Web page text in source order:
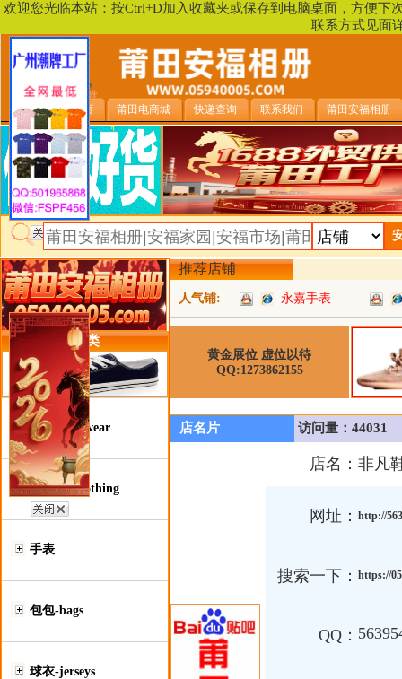
欢迎您光临本站：按Ctrl+D加入收藏夹或保存到电脑桌面，方便
联系方式见面
安福相册首页 莆田电商城 快递查询 联系我们 莆田安福相册
类目详细分类
鞋类-Footwear
服装类-Clothing
手表
包包-bags
球衣-jerseys
推荐店铺
人气铺: 永嘉手表
黄金展位 虚位以待
QQ:1273862155
店名片 访问量：44031
店名： 非凡
网址： http://
搜索一下： https://
QQ：